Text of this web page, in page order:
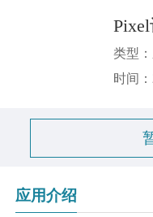
类型
时间：
应用介绍